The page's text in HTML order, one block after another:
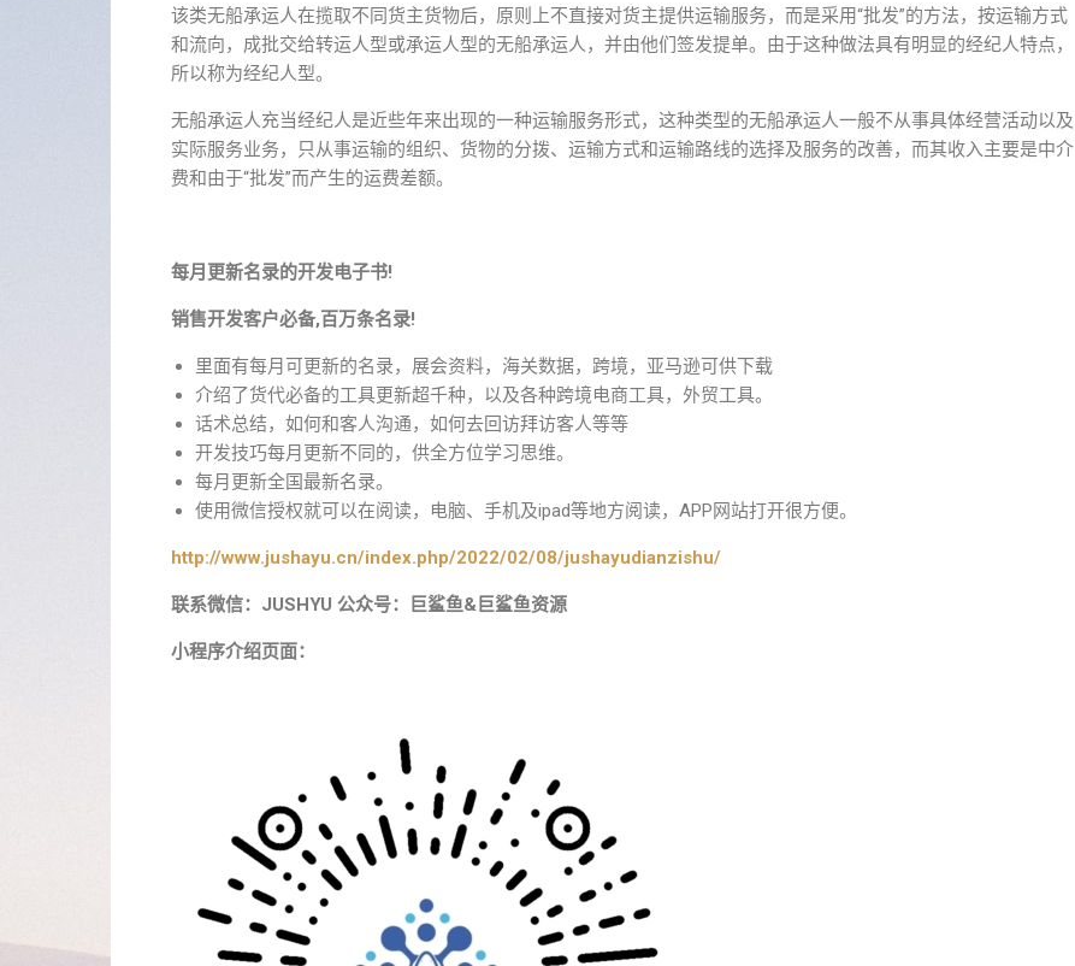
该类无船承运人在揽取不同货主货物后，原则上不直接对货主提供运输服务，而是采用“批发”的方法，按运输方式
和流向，成批交给转运人型或承运人型的无船承运人，并由他们签发提单。由于这种做法具有明显的经纪人特点，
所以称为经纪人型。
无船承运人充当经纪人是近些年来出现的一种运输服务形式，这种类型的无船承运人一般不从事具体经营活动以及
实际服务业务，只从事运输的组织、货物的分拨、运输方式和运输路线的选择及服务的改善，而其收入主要是中介
费和由于“批发”而产生的运费差额。
每月更新名录的开发电子书!
销售开发客户必备,百万条名录!
里面有每月可更新的名录，展会资料，海关数据，跨境，亚马逊可供下载
介绍了货代必备的工具更新超千种，以及各种跨境电商工具，外贸工具。
话术总结，如何和客人沟通，如何去回访拜访客人等等
开发技巧每月更新不同的，供全方位学习思维。
每月更新全国最新名录。
使用微信授权就可以在阅读，电脑、手机及ipad等地方阅读，APP网站打开很方便。
http://www.jushayu.cn/index.php/2022/02/08/jushayudianzishu/
联系微信：JUSHYU 公众号：巨鲨鱼&巨鲨鱼资源
小程序介绍页面：